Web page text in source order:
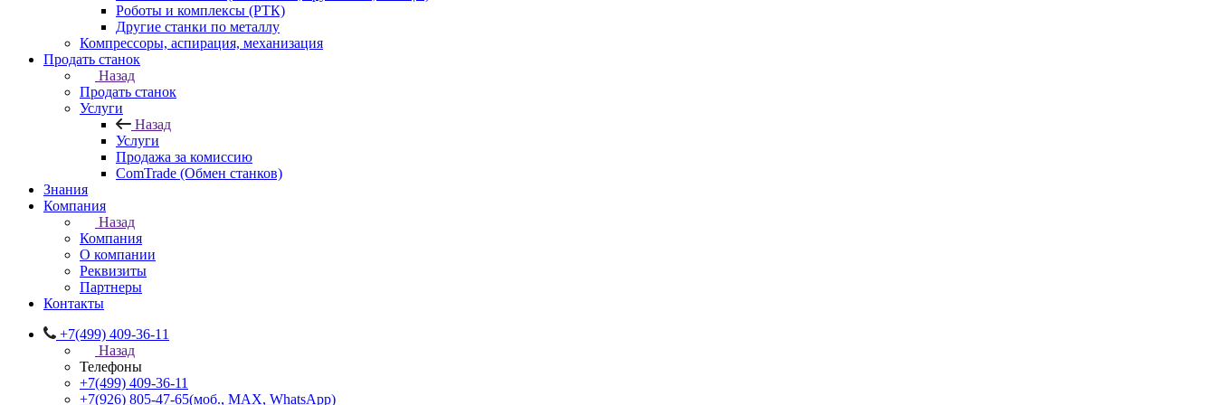
Роботы и комплексы (РТК)
Другие станки по металлу
Компрессоры, аспирация, механизация
Продать станок
Назад
Продать станок
Услуги
Назад
Услуги
Продажа за комиссию
ComTrade (Обмен станков)
Знания
Компания
Назад
Компания
О компании
Реквизиты
Партнеры
Контакты
+7(499) 409-36-11
Назад
Телефоны
+7(499) 409-36-11
+7(926) 805-47-65(моб., MAX, WhatsApp)